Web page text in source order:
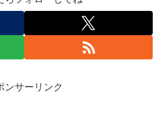
ンサーリンク